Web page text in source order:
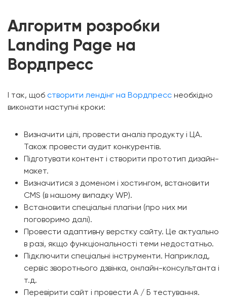
Алгоритм розробки
Landing Page на
Вордпресс
І так, щоб створити лендінг на Вордпресс необхідно
виконати наступні кроки:
Визначити цілі, провести аналіз продукту і ЦА.
Також провести аудит конкурентів.
Підготувати контент і створити прототип дизайн-
макет.
Визначитися з доменом і хостингом, встановити
CMS (в нашому випадку WP).
Встановити спеціальні плагіни (про них ми
поговоримо далі).
Провести адаптивну верстку сайту. Це актуально
в разі, якщо функціональності теми недостатньо.
Підключити спеціальні інструменти. Наприклад,
сервіс зворотнього дзвінка, онлайн-консультанта і
т.д.
Перевірити сайт і провести А / Б тестування.